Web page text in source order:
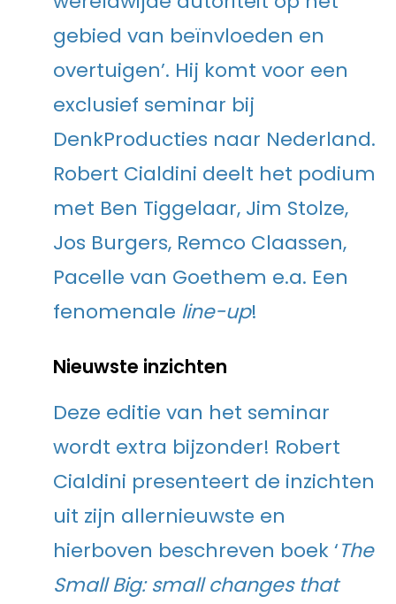
gebied van beïnvloeden en
overtuigen’. Hij komt voor een
exclusief seminar bij
DenkProducties naar Nederland.
Robert Cialdini deelt het podium
met Ben Tiggelaar, Jim Stolze,
Jos Burgers, Remco Claassen,
Pacelle van Goethem e.a. Een
fenomenale line-up!
Nieuwste inzichten
Deze editie van het seminar
wordt extra bijzonder! Robert
Cialdini presenteert de inzichten
uit zijn allernieuwste en
hierboven beschreven boek ‘The
Small Big: small changes that